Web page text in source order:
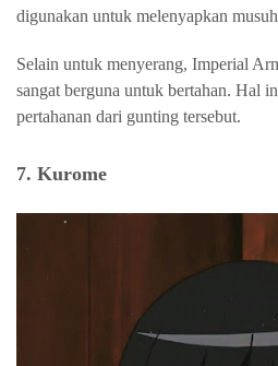
digunakan untuk melenyapkan
Selain untuk menyerang, Imperial
sangat berguna untuk bertahan. Hal
pertahanan dari gunting tersebut.
7. Kurome